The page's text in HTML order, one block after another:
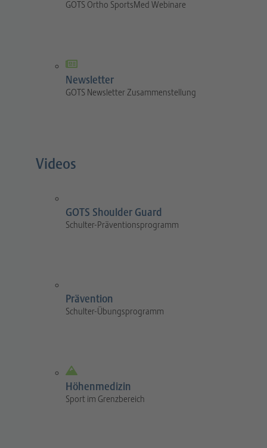
GOTS Ortho SportsMed Webinare
Newsletter
GOTS Newsletter Zusammenstellung
Videos
GOTS Shoulder Guard
Schulter-Präventionsprogramm
Prävention
Schulter-Übungsprogramm
Höhenmedizin
Sport im Grenzbereich